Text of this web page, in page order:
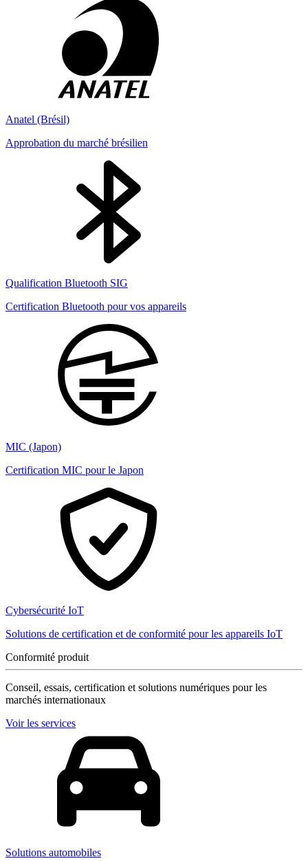
Anatel (Brésil)
Approbation du marché brésilien
Qualification Bluetooth SIG
Certification Bluetooth pour vos appareils
MIC (Japon)
Certification MIC pour le Japon
Cybersécurité IoT
Solutions de certification et de conformité pour les appareils IoT
Conformité produit
Conseil, essais, certification et solutions numériques pour les
marchés internationaux
Voir les services
Solutions automobiles